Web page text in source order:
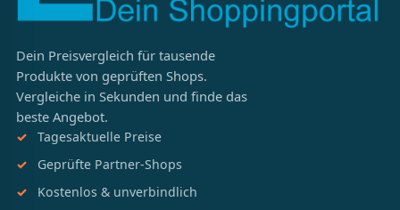
Dein Preisvergleich für tausende
Produkte von geprüften Shops.
Vergleiche in Sekunden und finde das
beste Angebot.
Tagesaktuelle Preise
Geprüfte Partner-Shops
Kostenlos & unverbindlich